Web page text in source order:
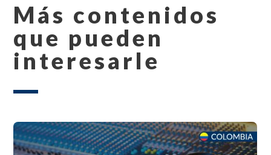
Más contenidos
que pueden
interesarle